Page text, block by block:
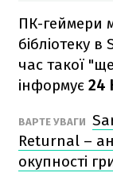
ПК-геймери
бібліотеку
час такої
інформує 24
ВАРТЕ УВАГИ
Returnal –
окупності